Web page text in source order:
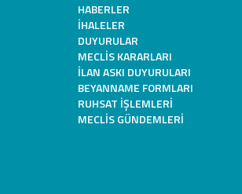
HABERLER
İHALELER
DUYURULAR
MECLIS KARARLARI
İLAN ASKI DUYURULARI
BEYANNAME FORMLARI
RUHSAT İŞLEMLERI
MECLIS GÜNDEMLERI